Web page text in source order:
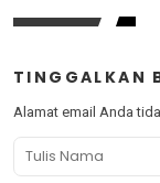
TINGGALKAN
Alamat email Anda